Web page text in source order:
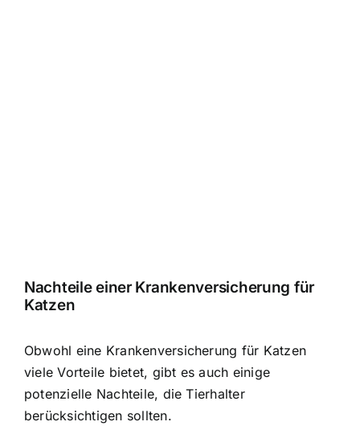
Nachteile einer Krankenversicherung für
Katzen
Obwohl eine Krankenversicherung für Katzen
viele Vorteile bietet, gibt es auch einige
potenzielle Nachteile, die Tierhalter
berücksichtigen sollten.